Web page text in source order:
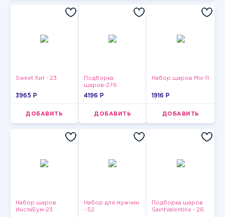
Sweet Хит - 23
3965 P
ДОБАВИТЬ
Подборка
шаров-276
4196 P
ДОБАВИТЬ
Набор шаров Mix-11
1916 P
ДОБАВИТЬ
Набор шаров
ИнстаБум-23
Набор для мужчин
- 52
Подборка шаров
SaintValentine - 26